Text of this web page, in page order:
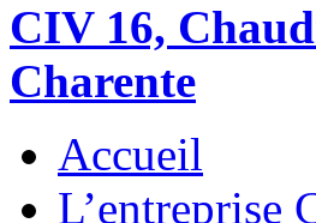
CIV 16,
Charente
Accueil
L’entreprise